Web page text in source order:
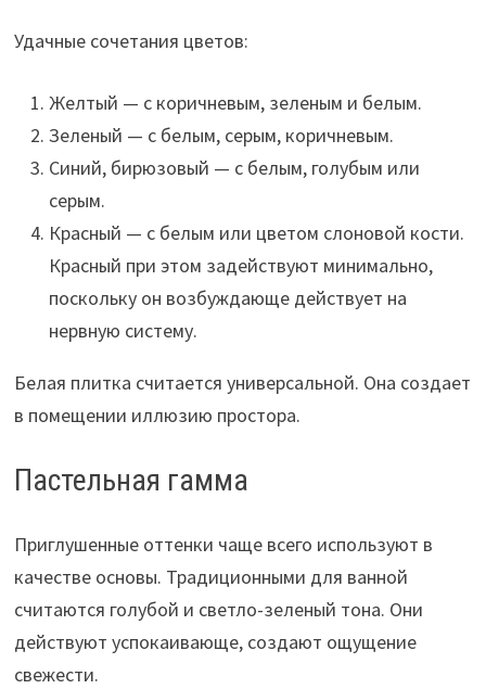
Удачные сочетания цветов:
Желтый — с коричневым, зеленым и белым.
Зеленый — с белым, серым, коричневым.
Синий, бирюзовый — с белым, голубым или
серым.
Красный — с белым или цветом слоновой кости.
Красный при этом задействуют минимально,
поскольку он возбуждающе действует на
нервную систему.
Белая плитка считается универсальной. Она создает
в помещении иллюзию простора.
Пастельная гамма
Приглушенные оттенки чаще всего используют в
качестве основы. Традиционными для ванной
считаются голубой и светло-зеленый тона. Они
действуют успокаивающе, создают ощущение
свежести.